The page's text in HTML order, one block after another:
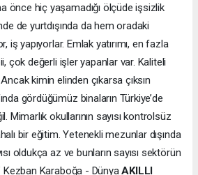
önce hiç yaşamadığı ölçüde işsizlik
de yurtdışında da hem oradaki
iş yapıyorlar. Emlak yatırımı, en fazla
çok değerli işler yapanlar var. Kaliteli
kimin elinden çıkarsa çıksın
gördüğümüz binaların Türkiye’de
Mimarlık okullarının sayısı kontrolsüz
bir eğitim. Yetenekli mezunlar dışında
oldukça az ve bunların sayısı sektörün
Kezban Karaboğa - DünyaAKILLI